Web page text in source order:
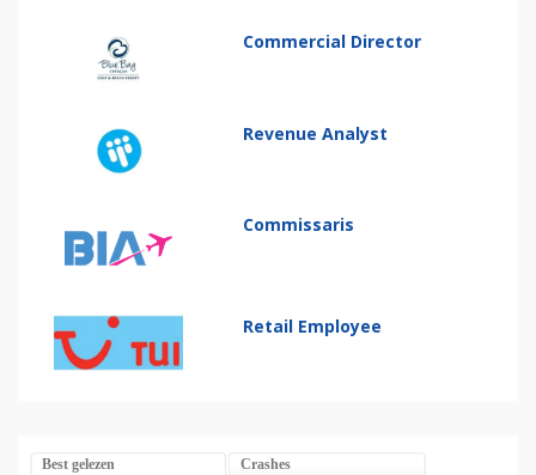
Commercial Director
Revenue Analyst
Commissaris
Retail Employee
Best gelezen Crashes